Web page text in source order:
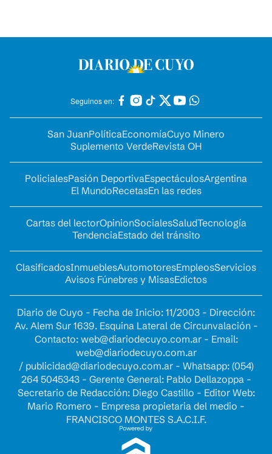
Seguinos en:
San JuanPolíticaEconomíaCuyo Minero
Suplemento VerdeRevista OH
PolicialesPasión DeportivaEspectáculosArgentina
El MundoRecetasEn las redes
Cartas del lectorOpinionSocialesSaludTecnología
TendenciaEstado del tránsito
ClasificadosInmueblesAutomotoresEmpleosServicios
Avisos Fúnebres y MisasEdictos
Diario de Cuyo - Fecha de Inicio: 11/2003 - Dirección:
Av. Alem Sur 1639. Esquina Lateral de Circunvalación -
Contacto: web@diariodecuyo.com.ar- Email:
web@diariodecuyo.com.ar
/ publicidad@diariodecuyo.com.ar- Whatsapp: (054)
264 5045343 - Gerente General: Pablo Dellazoppa -
Secretario de Redacción: Diego Castillo - Editor Web:
Mario Romero - Empresa propietaria del medio -
FRANCISCO MONTES S.A.C.I.F.